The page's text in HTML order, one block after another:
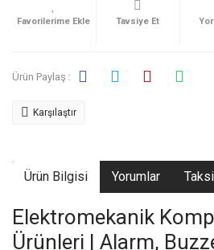
Tavsiye Et
Ürün Paylaş :
Karşılaştır
Ürün Bilgisi Yorumlar
Elektromekanik
Ürünleri | Alarm,